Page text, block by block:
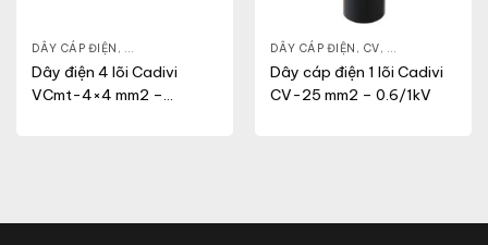
DÂY CÁP ĐIỆN , DÂY ĐIỆN DÂN DỤNG VCMT
Dây điện 4 lõi Cadivi
VCmt-4×4 mm2 –
DÂY CÁP ĐIỆN , CV, DÂY ĐIỆN DÂN
Dây cáp điện 1 lõi Cadivi
CV-25 mm2 – 0.6/1kV
VCM